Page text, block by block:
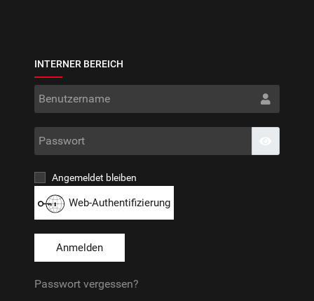
INTERNER BEREICH
Angemeldet bleiben
Web-Authentifizierung
Anmelden
Passwort vergessen?